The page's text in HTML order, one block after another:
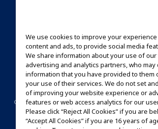
CONTACT USCookie SettingsPRIVACY POLICYGLOBAL
©Eiichiro Oda/Shueisha©Eiichiro Oda/Shueisha,
ห้ามคัดลอกรูปภาพ,ข้อความและข้อมูลทั้งหมดในเว็บไซต์นี้โดยไม่ได้รับอ
We use cookies to improve your
content and ads, to provide social media
We share information about your use of
advertising and analytics partners, who
information that you have provided to them
your use of their services. We do not set
of improving your website experience or
features or web access analytics for our
Please click “Reject All Cookies” if you are
“Accept All Cookies” if you are 16 years of